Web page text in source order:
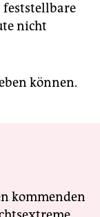
nicht
können.
kommenden